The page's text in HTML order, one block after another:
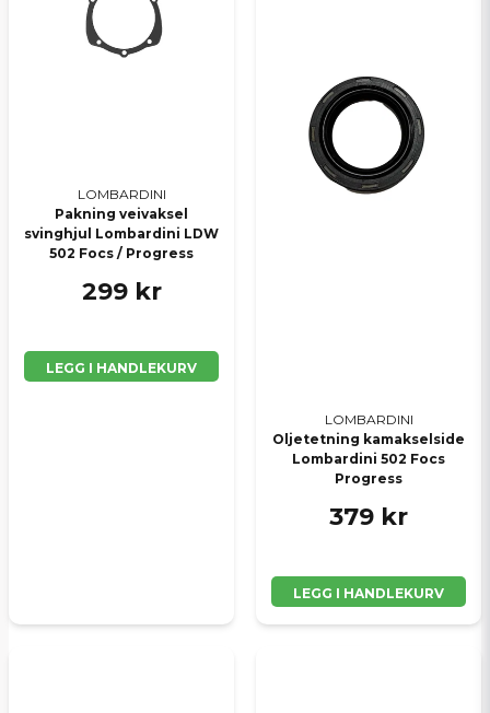
LOMBARDINI
Pakning veivaksel
svinghjul Lombardini LDW
502 Focs / Progress
299 kr
LEGG I HANDLEKURV
LOMBARDINI
Oljetetning kamakselside
Lombardini 502 Focs
Progress
379 kr
LEGG I HANDLEKURV